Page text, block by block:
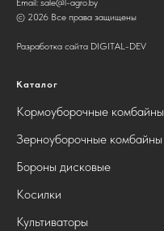
Email: sale@l-agro.by
© 2026 Все права защищены
Разработка сайта DIGITAL-DEV
Каталог
Кормоуборочные комбайны
Зерноуборочные комбайны
Бороны дисковые
Косилки
Культиваторы